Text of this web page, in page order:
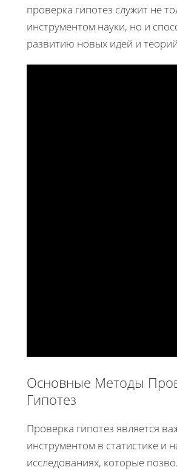
проверка гипотез служит не
инструментом науки, но и
развитию новых идей и
Основные Методы
Гипотез
Проверка гипотез является
инструментом в статистике и
исследованиях, которые